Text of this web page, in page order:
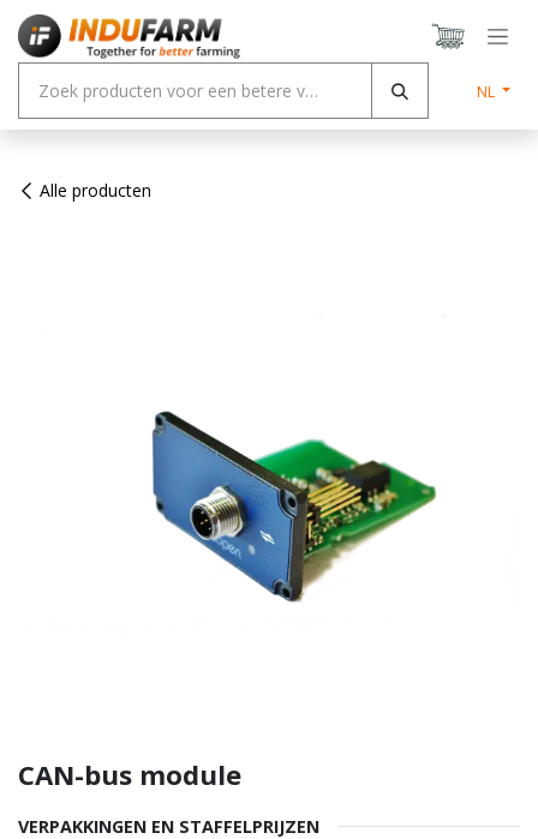
Overslaan naar inhoud
NL
Alle producten
CAN-bus module
VERPAKKINGEN EN STAFFELPRIJZEN